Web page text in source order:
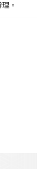
。